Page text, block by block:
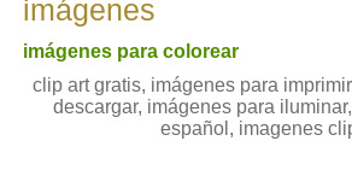
imágenes
imágenes para colorear
clip art gratis, imágenes para
descargar, imágenes para
español, imagenes